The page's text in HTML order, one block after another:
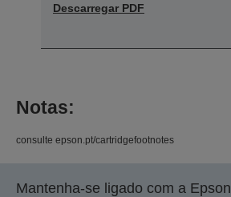
Descarregar PDF
Notas:
consulte epson.pt/cartridgefootnotes
Mantenha-se ligado com a Epson